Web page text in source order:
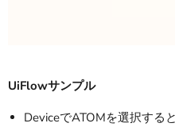
UiFlowサンプル
DeviceでATOMを選択する